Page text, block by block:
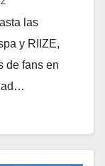
las
y RIIZE,
de fans en